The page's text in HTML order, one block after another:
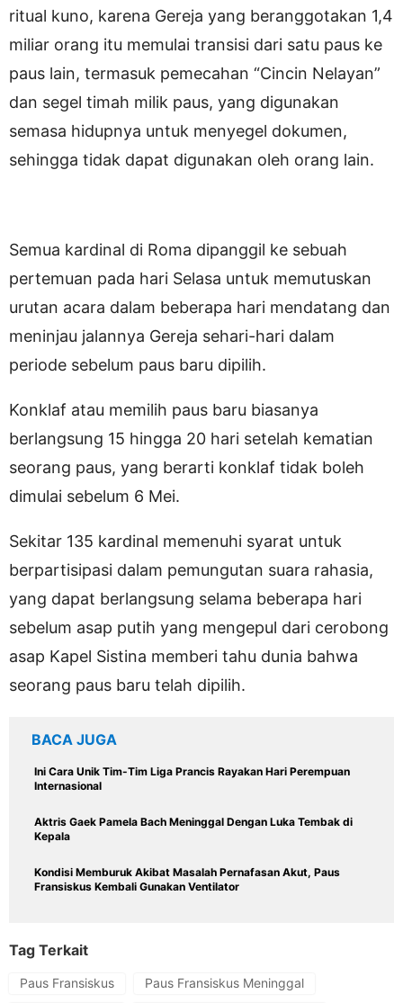
ritual kuno, karena Gereja yang beranggotakan 1,4
miliar orang itu memulai transisi dari satu paus ke
paus lain, termasuk pemecahan “Cincin Nelayan”
dan segel timah milik paus, yang digunakan
semasa hidupnya untuk menyegel dokumen,
sehingga tidak dapat digunakan oleh orang lain.
Semua kardinal di Roma dipanggil ke sebuah
pertemuan pada hari Selasa untuk memutuskan
urutan acara dalam beberapa hari mendatang dan
meninjau jalannya Gereja sehari-hari dalam
periode sebelum paus baru dipilih.
Konklaf atau memilih paus baru biasanya
berlangsung 15 hingga 20 hari setelah kematian
seorang paus, yang berarti konklaf tidak boleh
dimulai sebelum 6 Mei.
Sekitar 135 kardinal memenuhi syarat untuk
berpartisipasi dalam pemungutan suara rahasia,
yang dapat berlangsung selama beberapa hari
sebelum asap putih yang mengepul dari cerobong
asap Kapel Sistina memberi tahu dunia bahwa
seorang paus baru telah dipilih.
BACA JUGA
Ini Cara Unik Tim-Tim Liga Prancis Rayakan Hari Perempuan
Internasional
Aktris Gaek Pamela Bach Meninggal Dengan Luka Tembak di
Kepala
Kondisi Memburuk Akibat Masalah Pernafasan Akut, Paus
Fransiskus Kembali Gunakan Ventilator
Tag Terkait
Paus Fransiskus
Paus Fransiskus Meninggal